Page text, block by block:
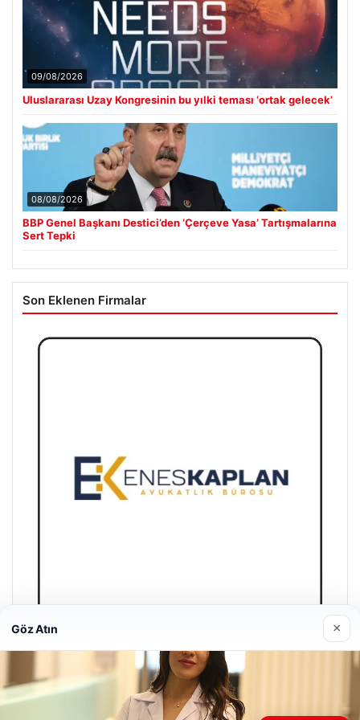
09/08/2026
Uluslararası Uzay Kongresinin bu yılki teması ‘ortak gelecek’
08/08/2026
BBP Genel Başkanı Destici’den ‘Çerçeve Yasa’ Tartışmalarına
Sert Tepki
Son Eklenen Firmalar
Enes Kaplan Avukatlık Bürosu
Göz Atın ×